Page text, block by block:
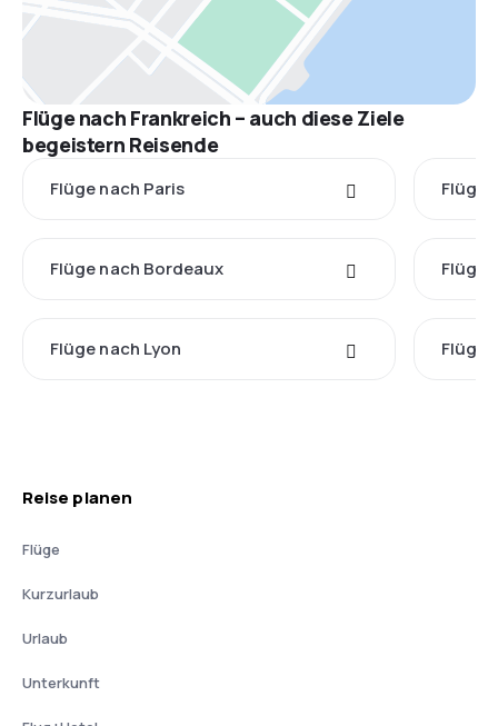
Flüge nach Frankreich – auch diese Ziele
begeistern Reisende
Flüge nach Paris Flüge
Flüge nach Bordeaux Flüge
Flüge nach Lyon Flüge
Reise planen
Flüge
Kurzurlaub
Urlaub
Unterkunft